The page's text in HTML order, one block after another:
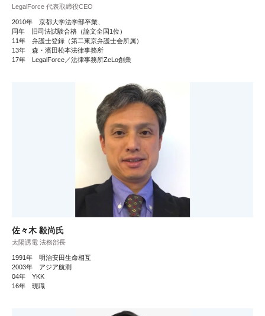
LegalForce 代表取締役CEO
2010年 京都大学法学部卒業、
同年 旧司法試験合格（論文全国1位）
11年 弁護士登録（第二東京弁護士会所属）
13年 森・濱田松本法律事務所
17年 LegalForce／法律事務所ZeLo創業
佐々木 毅尚氏
太陽誘電 法務部長
1991年 明治安田生命相互
2003年 アジア航測
04年 YKK
16年 現職